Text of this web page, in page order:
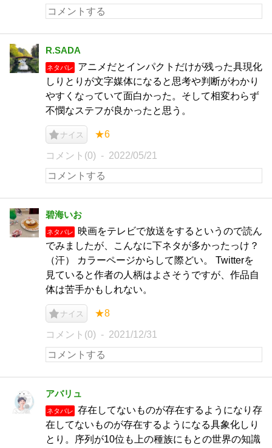
R.SADA
ネタバレ
アニメだとインパクトだけが残った具現化
しりとりが文字媒体になると思考や判断がわかり
やすくなっていて面白かった。そして相変わらず
不憫なステフが良かったと思う。
ナイス ★6
コメント(0) 2022/05/21
碧海いお
ネタバレ
映画をテレビで放送をするというので読ん
でみましたが、こんなに下ネタが多かったっけ？
（汗） カラーページからして際どい。 Twitterを
見ていると作者の人柄はよさそうですが、作品自
体は苦手かもしれない。
ナイス ★8
コメント(0) 2021/12/31
アバリュ
ネタバレ
存在してないものが存在するようになり存
在してないものが存在するようになる具象化しり
とり。序列が10位も上の種族にもとの世界の知識